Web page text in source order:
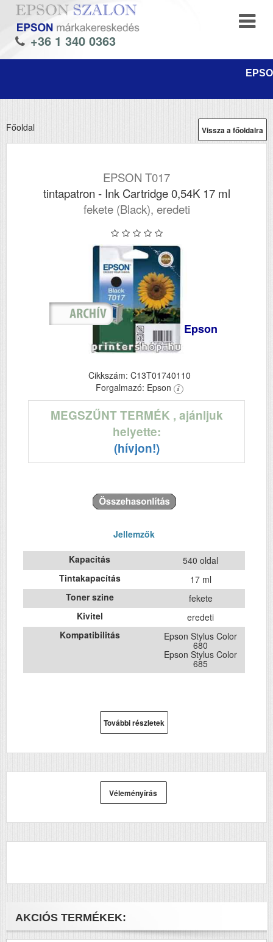
+36 1 340 0363
Vissza a főoldalra
Főoldal
EPSON T017
tintapatron - Ink Cartridge 0,54K 17 ml
fekete (Black), eredeti
Epson
Cikkszám: C13T01740110
Forgalmazó: Epson
MEGSZŰNT TERMÉK , ajánljuk
helyette:
(hívjon!)
Jellemzők
Kapacitás
540 oldal
Tintakapacítás
17 ml
Toner szine
fekete
Kivitel
eredeti
Kompatibilitás
Epson Stylus Color
680
Epson Stylus Color
685
További részletek
Véleményírás
AKCIÓS TERMÉKEK: